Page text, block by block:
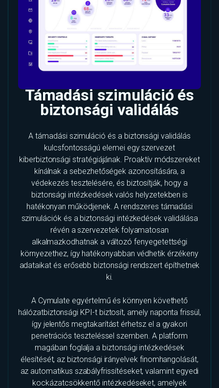
Támadási szimuláció és
biztonsági validálás
A támadási szimuláció és a biztonsági validálás
kulcsfontosságú elemei egy szervezet
kiberbiztonsági stratégiájának. Proaktív módszereket
kínálnak a sebezhetőségek azonosítására, a
védekezés tesztelésére, és biztosítják, hogy a
biztonsági intézkedések valós helyzetekben is
hatékonyan működjenek. A rendszeres támadási
szimulációk és a biztonsági intézkedések validálása
révén a szervezetek folyamatosan
alkalmazkodhatnak a változó fenyegetettségi
környezethez, így hatékonyabban védhetik érzékeny
adataikat és erősebb biztonsági rendszert építhetnek
ki.
A Cymulate egyértelmű és könnyen követhető
hálózatbiztonsági KPI-t biztosít, amely naponta frissül,
így jelentős megtakarítást érhetsz el a gyakori
penetrációs teszteléssel szemben. A platform
magában foglalja a biztonsági intézkedések
élesítését, az biztonsági irányelvek finomhangolását,
az automatikus szabályfrissítéseket, valamint egyedi
kockázatcsökkentő intézkedéseket, amelyek